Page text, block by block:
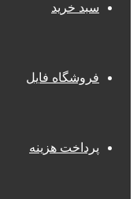
سبد خرید
فروشگاه فایل
پرداخت هزینه